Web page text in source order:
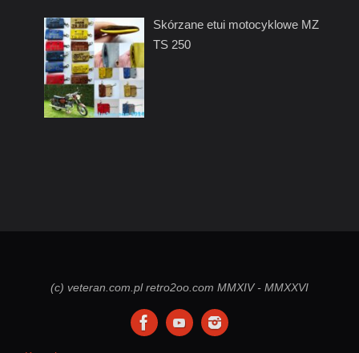
Skórzane etui motocyklowe MZ
TS 250
(c) veteran.com.pl retro2oo.com MMXIV - MMXXVI